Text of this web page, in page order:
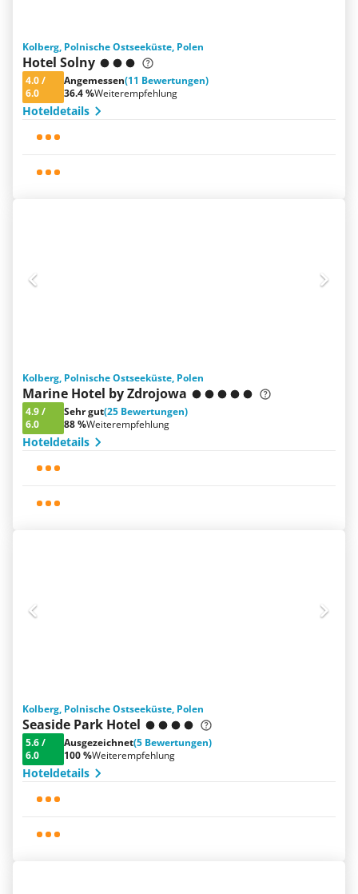
Kolberg, Polnische Ostseeküste, Polen
Hotel Solny
4.0/
6.0
Angemessen(11 Bewertungen)
36.4 %Weiterempfehlung
Hoteldetails
Kolberg, Polnische Ostseeküste, Polen
Marine Hotel by Zdrojowa
4.9/
6.0
Sehr gut(25 Bewertungen)
88 %Weiterempfehlung
Hoteldetails
Kolberg, Polnische Ostseeküste, Polen
Seaside Park Hotel
5.6/
6.0
Ausgezeichnet(5 Bewertungen)
100 %Weiterempfehlung
Hoteldetails